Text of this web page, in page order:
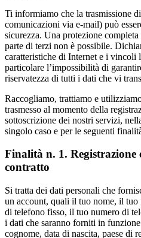
Ti informiamo che la trasmissione
comunicazioni via e-mail) può
sicurezza. Una protezione completa
parte di terzi non è possibile.
caratteristiche di Internet e i vincoli
particolare l’impossibilità di
riservatezza di tutti i dati che vi
Raccogliamo, trattiamo e
trasmesso al momento della
sottoscrizione dei nostri servizi,
singolo caso e per le seguenti
Finalità n. 1. Registrazione
contratto
Si tratta dei dati personali che
un account, quali il tuo nome, il
di telefono fisso, il tuo numero di
i dati che saranno forniti in
cognome, data di nascita, paese di